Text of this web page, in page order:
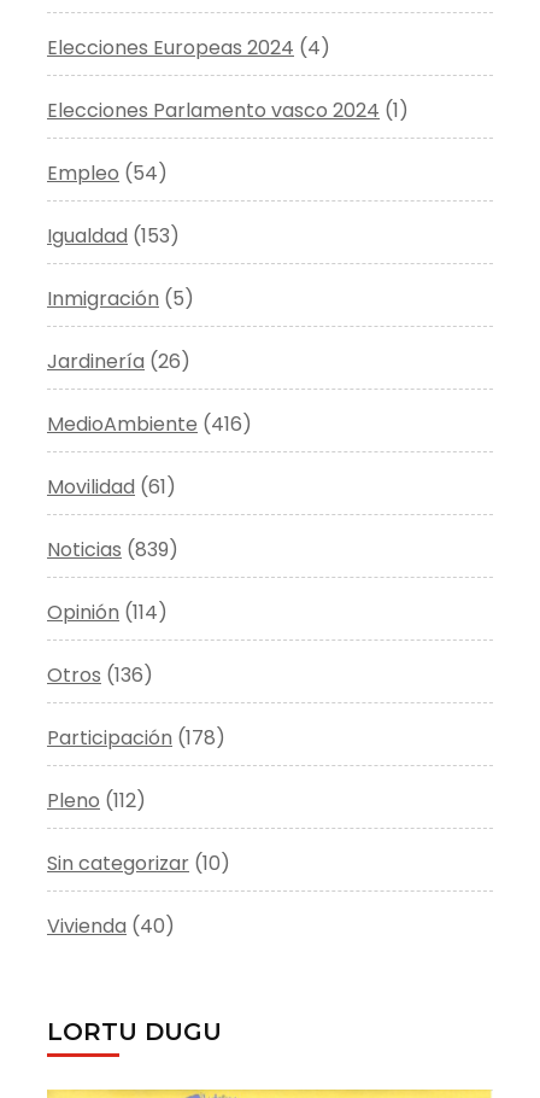
Elecciones Europeas 2024 (4)
Elecciones Parlamento vasco 2024 (1)
Empleo (54)
Igualdad (153)
Inmigración (5)
Jardinería (26)
MedioAmbiente (416)
Movilidad (61)
Noticias (839)
Opinión (114)
Otros (136)
Participación (178)
Pleno (112)
Sin categorizar (10)
Vivienda (40)
LORTU DUGU